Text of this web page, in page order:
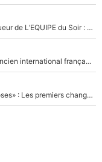
Johan Micoud en conflit avec un autre chroniqueur de L’EQUIPE du Soir : «Pendant un moment, je ne les ai pas remis ensemble dans l'émission»
Proche de rejoindre Bruno Genesio à l'OM, un ancien international français va finalement débarquer... sur RMC !
«Il y a probablement besoin de changer des choses» : Les premiers changements de Zinedine Zidane en équipe de France sont révélés ?